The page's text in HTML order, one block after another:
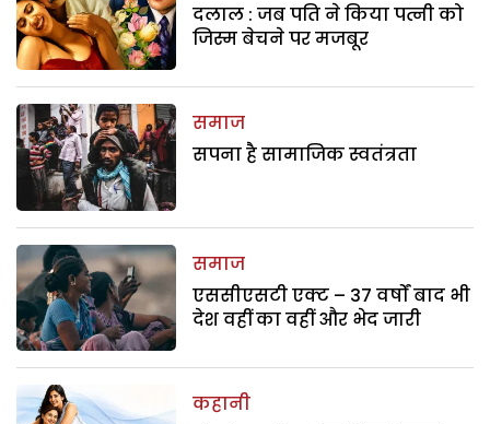
दलाल : जब पति ने किया पत्नी को
जिस्म बेचने पर मजबूर
समाज
सपना है सामाजिक स्वतंत्रता
समाज
एससीएसटी एक्ट – 37 वर्षों बाद भी
देश वहीं का वहीं और भेद जारी
कहानी